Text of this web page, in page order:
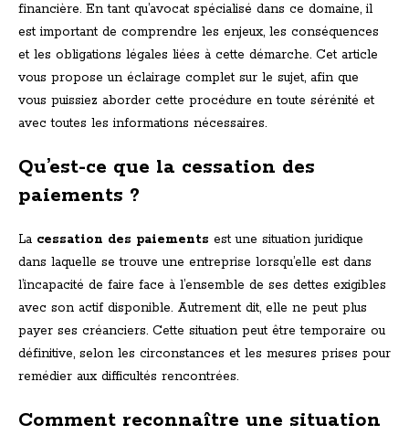
financière. En tant qu’avocat spécialisé dans ce domaine, il
est important de comprendre les enjeux, les conséquences
et les obligations légales liées à cette démarche. Cet article
vous propose un éclairage complet sur le sujet, afin que
vous puissiez aborder cette procédure en toute sérénité et
avec toutes les informations nécessaires.
Qu’est-ce que la cessation des
paiements ?
La cessation des paiements est une situation juridique
dans laquelle se trouve une entreprise lorsqu’elle est dans
l’incapacité de faire face à l’ensemble de ses dettes exigibles
avec son actif disponible. Autrement dit, elle ne peut plus
payer ses créanciers. Cette situation peut être temporaire ou
définitive, selon les circonstances et les mesures prises pour
remédier aux difficultés rencontrées.
Comment reconnaître une situation